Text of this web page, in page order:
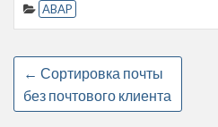
ABAP
← Сортировка почты
без почтового клиента